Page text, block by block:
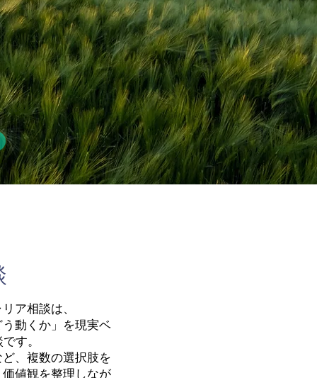
ア相談は、
動くか」を現実ベ
す。
、複数の選択肢を
値観を整理しなが